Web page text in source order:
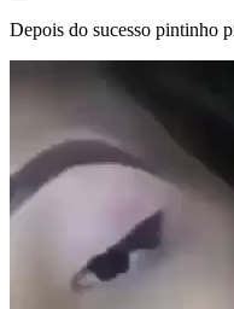
Depois do sucesso pintinho